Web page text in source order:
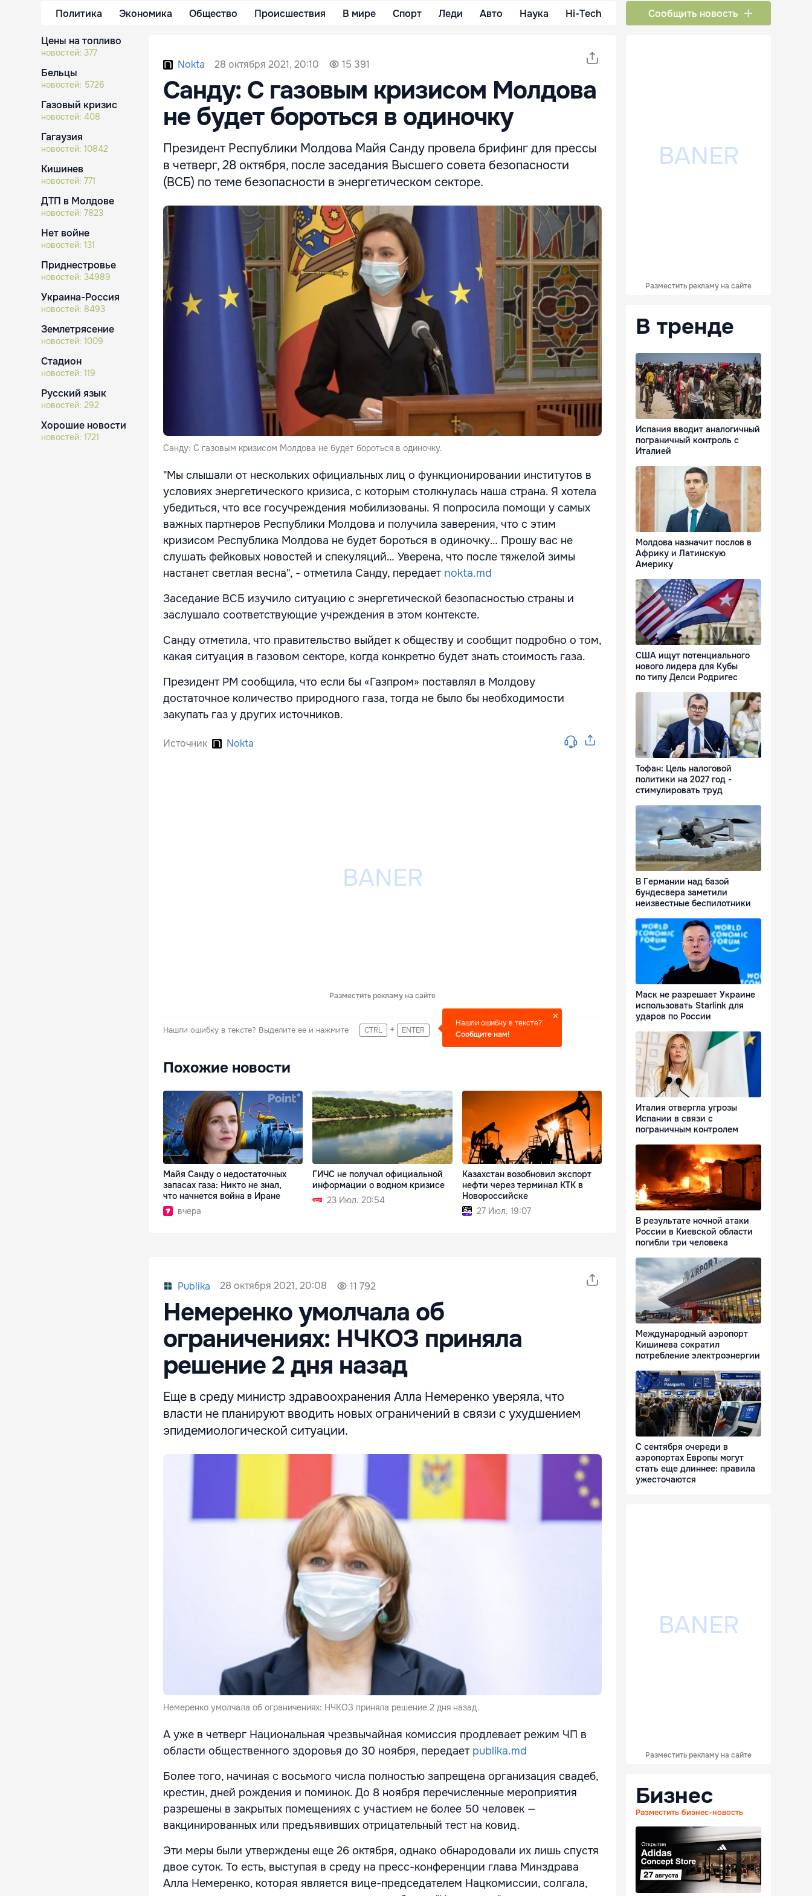
Политика Экономика Общество Происшествия В мире Спорт Леди Авто Наука Hi-Tech Сообщить новость
Цены на топливо
новостей: 377
Бельцы
новостей: 5726
Газовый кризис
новостей: 408
Гагаузия
новостей: 10842
Кишинев
новостей: 771
ДТП в Молдове
новостей: 7823
Нет войне
новостей: 131
Приднестровье
новостей: 34989
Украина-Россия
новостей: 8493
Землетрясение
новостей: 1009
Стадион
новостей: 119
Русский язык
новостей: 292
Хорошие новости
новостей: 1721
Nokta 28 октября 2021, 20:10 15 391
Санду: С газовым кризисом Молдова
не будет бороться в одиночку
Президент Республики Молдова Майя Санду провела брифинг для прессы
в четверг, 28 октября, после заседания Высшего совета безопасности
(ВСБ) по теме безопасности в энергетическом секторе.
Санду: С газовым кризисом Молдова не будет бороться в одиночку.
"Мы слышали от нескольких официальных лиц о функционировании институтов в
условиях энергетического кризиса, с которым столкнулась наша страна. Я хотела
убедиться, что все госучреждения мобилизованы. Я попросила помощи у самых
важных партнеров Республики Молдова и получила заверения, что с этим
кризисом Республика Молдова не будет бороться в одиночку… Прошу вас не
слушать фейковых новостей и спекуляций… Уверена, что после тяжелой зимы
настанет светлая весна", - отметила Санду, передает nokta.md
Заседание ВСБ изучило ситуацию с энергетической безопасностью страны и
заслушало соответствующие учреждения в этом контексте.
Санду отметила, что правительство выйдет к обществу и сообщит подробно о том,
какая ситуация в газовом секторе, когда конкретно будет знать стоимость газа.
Президент РМ сообщила, что если бы «Газпром» поставлял в Молдову
достаточное количество природного газа, тогда не было бы необходимости
закупать газ у других источников.
Источник Nokta
Разместить рекламу на сайте
Нашли ошибку в тексте? Выделите ее и нажмите CTRL + ENTER
Нашли ошибку в тексте?
Сообщите нам!
Похожие новости
Майя Санду о недостаточных
запасах газа: Никто не знал,
что начнется война в Иране
вчера
ГИЧС не получал официальной
информации о водном кризисе
23 Июл. 20:54
Казахстан возобновил экспорт
нефти через терминал КТК в
Новороссийске
27 Июл. 19:07
Publika 28 октября 2021, 20:08 11 792
Немеренко умолчала об
ограничениях: НЧКОЗ приняла
решение 2 дня назад
Еще в среду министр здравоохранения Алла Немеренко уверяла, что
власти не планируют вводить новых ограничений в связи с ухудшением
эпидемиологической ситуации.
Немеренко умолчала об ограничениях: НЧКОЗ приняла решение 2 дня назад.
А уже в четверг Национальная чрезвычайная комиссия продлевает режим ЧП в
области общественного здоровья до 30 ноября, передает publika.md
Более того, начиная с восьмого числа полностью запрещена организация свадеб,
крестин, дней рождения и поминок. До 8 ноября перечисленные мероприятия
разрешены в закрытых помещениях с участием не более 50 человек —
вакцинированных или предъявивших отрицательный тест на ковид.
Эти меры были утверждены еще 26 октября, однако обнародовали их лишь спустя
двое суток. То есть, выступая в среду на пресс-конференции глава Минздрава
Алла Немеренко, которая является вице-председателем Нацкомиссии, солгала,
Разместить рекламу на сайте
В тренде
Испания вводит аналогичный
пограничный контроль с
Италией
Молдова назначит послов в
Африку и Латинскую
Америку
США ищут потенциального
нового лидера для Кубы
по типу Делси Родригес
Тофан: Цель налоговой
политики на 2027 год -
стимулировать труд
В Германии над базой
бундесвера заметили
неизвестные беспилотники
Маск не разрешает Украине
использовать Starlink для
ударов по России
Италия отвергла угрозы
Испании в связи с
пограничным контролем
В результате ночной атаки
России в Киевской области
погибли три человека
Международный аэропорт
Кишинева сократил
потребление электроэнергии
С сентября очереди в
аэропортах Европы могут
стать еще длиннее: правила
ужесточаются
Разместить рекламу на сайте
Бизнес
Разместить бизнес-новость